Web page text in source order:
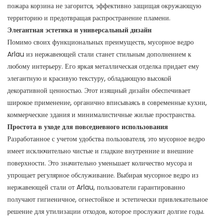
пожара корзина не загорится, эффективно защищая окружающую
территорию и предотвращая распространение пламени.
Элегантная эстетика и универсальный дизайн
Помимо своих функциональных преимуществ, мусорное ведро
Arlau из нержавеющей стали станет стильным дополнением к
любому интерьеру. Его яркая металлическая отделка придает ему
элегантную и красивую текстуру, обладающую высокой
декоративной ценностью. Этот изящный дизайн обеспечивает
широкое применение, органично вписываясь в современные кухни,
коммерческие здания и минималистичные жилые пространства.
Простота в уходе для повседневного использования
Разработанное с учетом удобства пользователя, это мусорное ведро
имеет исключительно чистые и гладкие внутренние и внешние
поверхности. Это значительно уменьшает количество мусора и
упрощает регулярное обслуживание. Выбирая мусорное ведро из
нержавеющей стали от Arlau, пользователи гарантированно
получают гигиеничное, огнестойкое и эстетически привлекательное
решение для утилизации отходов, которое прослужит долгие годы.